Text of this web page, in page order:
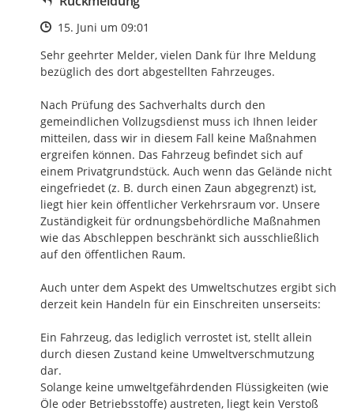
Zeitpunkt des Erstellens
15. Juni um 09:01
Sehr geehrter Melder, vielen Dank für Ihre Meldung
bezüglich des dort abgestellten Fahrzeuges.
Nach Prüfung des Sachverhalts durch den
gemeindlichen Vollzugsdienst muss ich Ihnen leider
mitteilen, dass wir in diesem Fall keine Maßnahmen
ergreifen können. Das Fahrzeug befindet sich auf
einem Privatgrundstück. Auch wenn das Gelände nicht
eingefriedet (z. B. durch einen Zaun abgegrenzt) ist,
liegt hier kein öffentlicher Verkehrsraum vor. Unsere
Zuständigkeit für ordnungsbehördliche Maßnahmen
wie das Abschleppen beschränkt sich ausschließlich
auf den öffentlichen Raum.
Auch unter dem Aspekt des Umweltschutzes ergibt sich
derzeit kein Handeln für ein Einschreiten unserseits:
Ein Fahrzeug, das lediglich verrostet ist, stellt allein
durch diesen Zustand keine Umweltverschmutzung
dar.
Solange keine umweltgefährdenden Flüssigkeiten (wie
Öle oder Betriebsstoffe) austreten, liegt kein Verstoß